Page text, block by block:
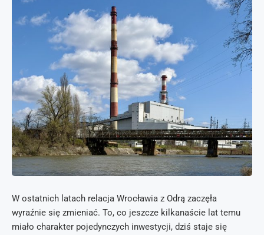
W ostatnich latach relacja Wrocławia z Odrą zaczęła
wyraźnie się zmieniać. To, co jeszcze kilkanaście lat temu
miało charakter pojedynczych inwestycji, dziś staje się